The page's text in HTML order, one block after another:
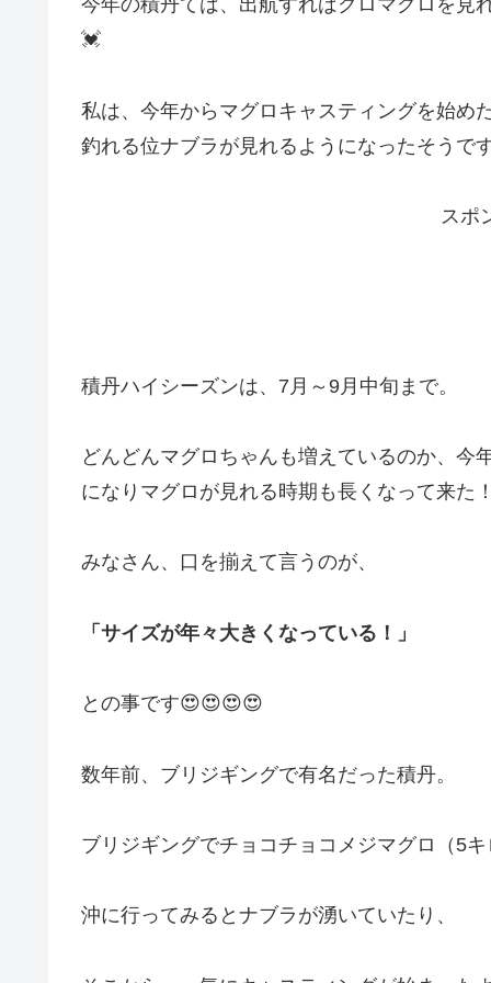
今年の積丹ては、出航すればクロマグロを見
💓
私は、今年からマグロキャスティングを始め
釣れる位ナブラが見れるようになったそうで
スポ
積丹ハイシーズンは、7月～9月中旬まで。
どんどんマグロちゃんも増えているのか、今
になりマグロが見れる時期も長くなって来た
みなさん、口を揃えて言うのが、
「サイズが年々大きくなっている！」
との事です😍😍😍😍
数年前、ブリジギングで有名だった積丹。
ブリジギングでチョコチョコメジマグロ（5
沖に行ってみるとナブラが湧いていたり、